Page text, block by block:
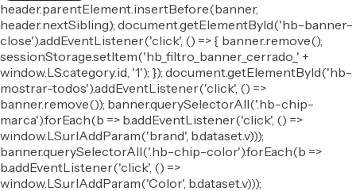
header.parentElement.insertBefore(banner,
header.nextSibling); document.getElementById('hb-banner-
close').addEventListener('click', () => { banner.remove();
sessionStorage.setItem('hb_filtro_banner_cerrado_' +
window.LS.category.id, '1'); }); document.getElementById('hb-
mostrar-todos').addEventListener('click', () =>
banner.remove()); banner.querySelectorAll('.hb-chip-
marca').forEach(b => b.addEventListener('click', () =>
window.LS.urlAddParam('brand', b.dataset.v)));
banner.querySelectorAll('.hb-chip-color').forEach(b =>
b.addEventListener('click', () =>
window.LS.urlAddParam('Color', b.dataset.v)));